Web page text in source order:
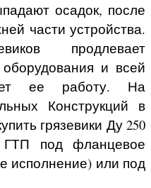
осадок, после
части устройства.
продлевает
и всей
ее работу. На
Конструкций в
грязевики Ду 250
под фланцевое
исполнение) или под